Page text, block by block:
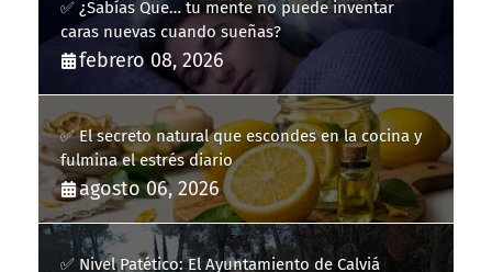
✅ ¿Sabías Que… tu mente no puede inventar
caras nuevas cuando sueñas?
febrero 08, 2026
✅ El secreto natural que escondes en la cocina y
fulmina el estrés diario
agosto 06, 2026
✅ Nivel Patético: El Ayuntamiento de Calviá